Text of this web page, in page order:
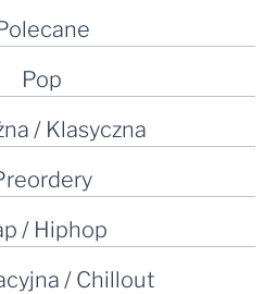
Pop
/ Klasyczna
/ Hiphop
/ Chillout